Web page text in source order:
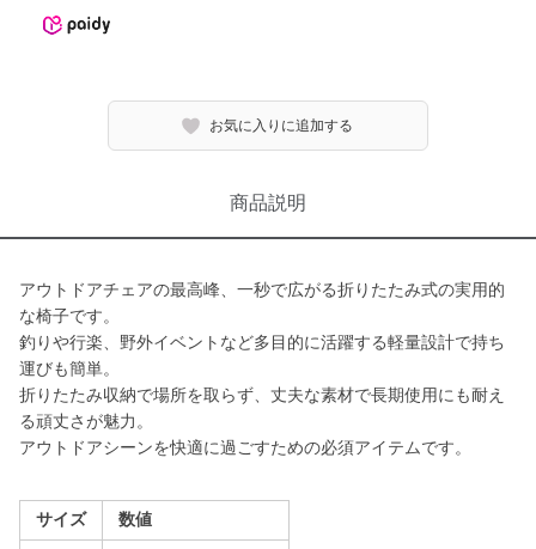
お気に入りに追加する
商品説明
アウトドアチェアの最高峰、一秒で広がる折りたたみ式の実用的
な椅子です。
釣りや行楽、野外イベントなど多目的に活躍する軽量設計で持ち
運びも簡単。
折りたたみ収納で場所を取らず、丈夫な素材で長期使用にも耐え
る頑丈さが魅力。
アウトドアシーンを快適に過ごすための必須アイテムです。
サイズ 数値